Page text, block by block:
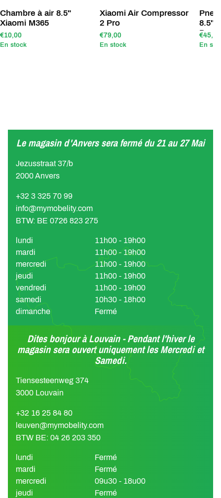
Chambre à air 8.5"
Xiaomi M365
€10,00
En stock
Xiaomi Air Compressor
2 Pro
€79,00
En stock
€45,00
En
Le magasin d'Anvers sera fermé du 21 au 27 Mai
Jezusstraat 37/b
2000 Anvers
+32 3 325 70 99
info@mymobelity.com
BTW: BE 0726 823 275
lundi
11h00 - 19h00
mardi
11h00 - 19h00
mercredi
11h00 - 19h00
jeudi
11h00 - 19h00
vendredi
11h00 - 19h00
samedi
10h30 - 18h00
dimanche
Fermé
Dites bonjour à Louvain - Pendant l'hiver le
magasin sera ouvert uniquement les Mercredi et
Samedi.
Tiensesteenweg 374
3000 Louvain
+32 16 25 84 80
leuven@mymobelity.com
BTW BE: 04 26 203 350
lundi
Fermé
mardi
Fermé
mercredi
09u30 - 18u00
jeudi
Fermé